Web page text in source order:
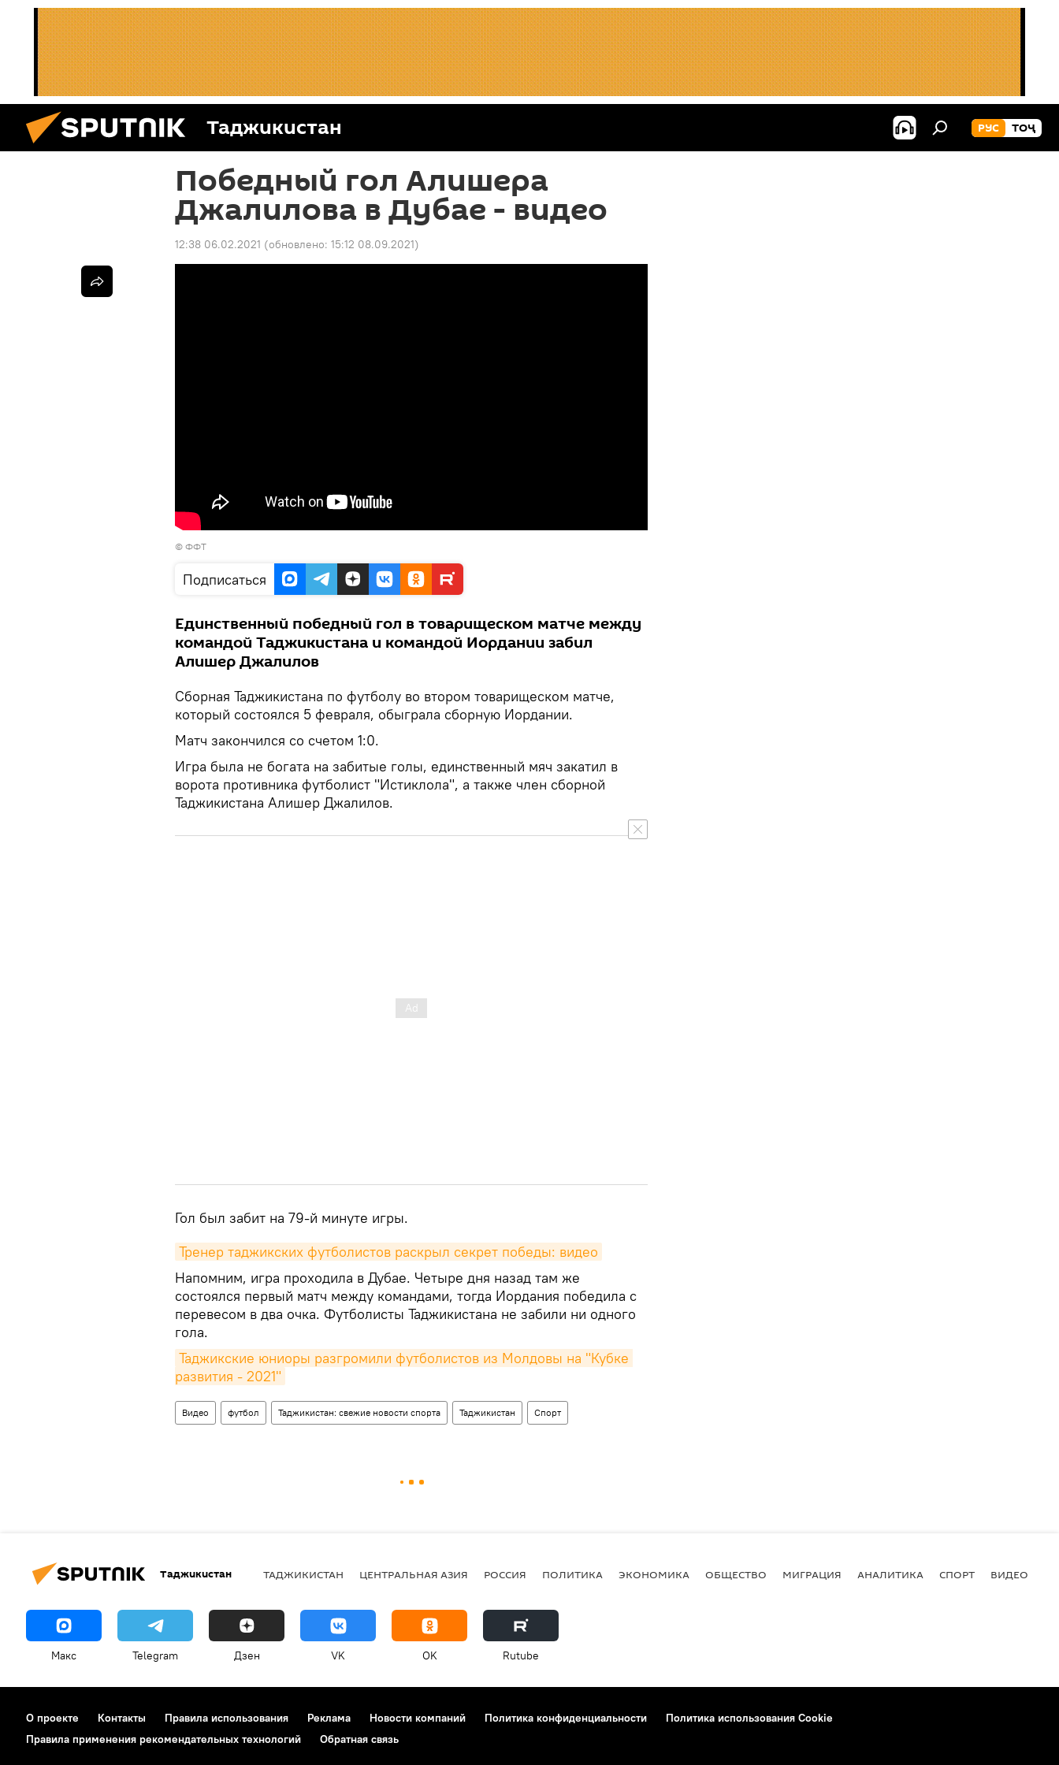
Таджикистан РУС ТОҶ
Победный гол Алишера
Джалилова в Дубае - видео
12:38 06.02.2021 (обновлено: 15:12 08.09.2021)
© ФФТ
Подписаться
Единственный победный гол в товарищеском матче между
командой Таджикистана и командой Иордании забил
Алишер Джалилов
Сборная Таджикистана по футболу во втором товарищеском матче,
который состоялся 5 февраля, обыграла сборную Иордании.
Матч закончился со счетом 1:0.
Игра была не богата на забитые голы, единственный мяч закатил в
ворота противника футболист "Истиклола", а также член сборной
Таджикистана Алишер Джалилов.
Гол был забит на 79-й минуте игры.
Тренер таджикских футболистов раскрыл секрет победы: видео
Напомним, игра проходила в Дубае. Четыре дня назад там же
состоялся первый матч между командами, тогда Иордания победила с
перевесом в два очка. Футболисты Таджикистана не забили ни одного
гола.
Таджикские юниоры разгромили футболистов из Молдовы на "Кубке
развития - 2021"
Видео футбол Таджикистан: свежие новости спорта Таджикистан Спорт
Таджикистан ТАДЖИКИСТАН ЦЕНТРАЛЬНАЯ АЗИЯ РОССИЯ ПОЛИТИКА ЭКОНОМИКА ОБЩЕСТВО МИГРАЦИЯ АНАЛИТИКА СПОРТ ВИДЕО
Макс Telegram Дзен VK OK Rutube
О проекте Контакты Правила использования Реклама Новости компаний Политика конфиденциальности
Политика использования Cookie
Правила применения рекомендательных технологий
Обратная связь